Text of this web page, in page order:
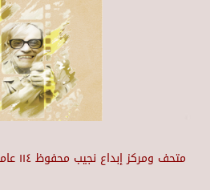
متحف ومركز إبداع نجيب محفوظ ١١٤ عاماً على ميلاد صاحب الثلاثية